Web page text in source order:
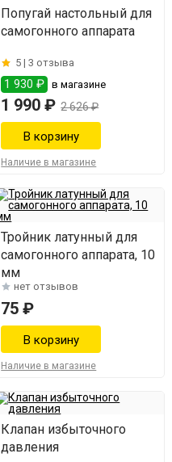
Попугай настольный для
самогонного аппарата
5 |3 отзыва
1 930 ₽ в магазине
1 990 ₽ 2 626 ₽
Наличие в магазине
Тройник латунный для
самогонного аппарата, 10
мм
нет отзывов
75 ₽
Наличие в магазине
Клапан избыточного
давления